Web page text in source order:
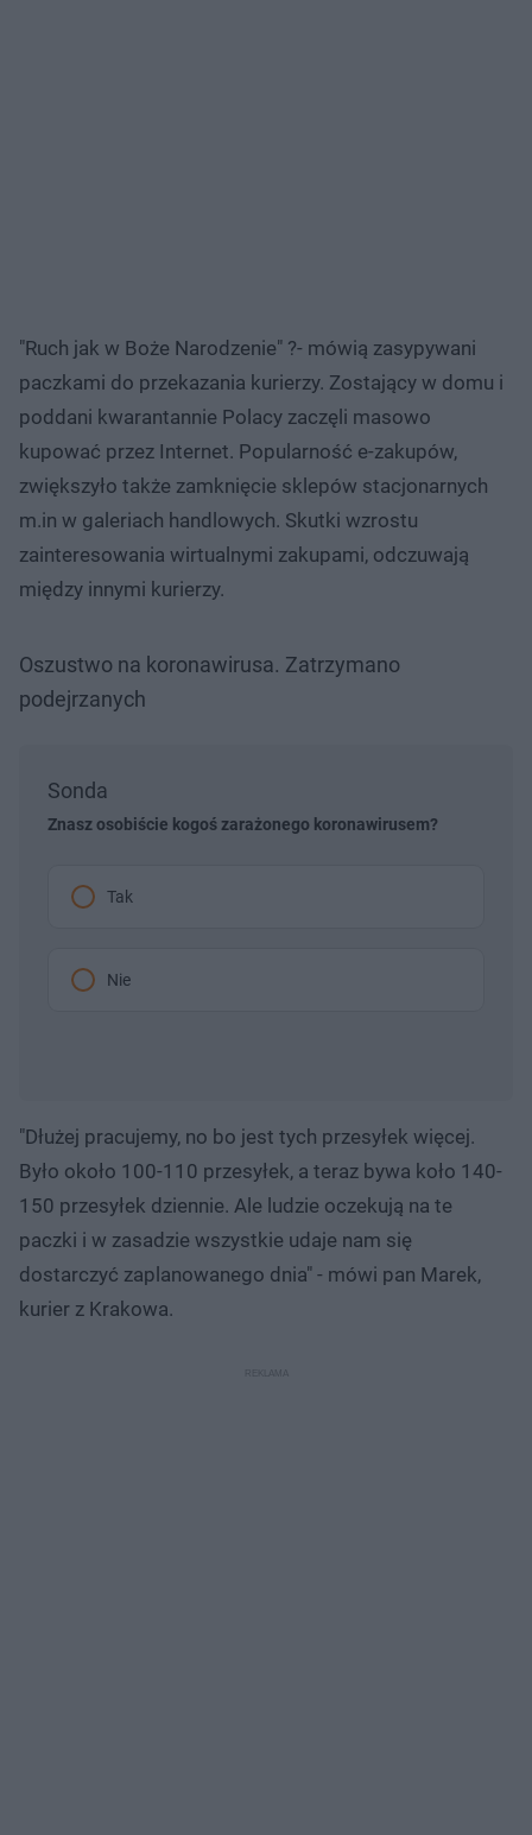
"Ruch jak w Boże Narodzenie" ?- mówią zasypywani
paczkami do przekazania kurierzy. Zostający w domu i
poddani kwarantannie Polacy zaczęli masowo
kupować przez Internet. Popularność e-zakupów,
zwiększyło także zamknięcie sklepów stacjonarnych
m.in w galeriach handlowych. Skutki wzrostu
zainteresowania wirtualnymi zakupami, odczuwają
między innymi kurierzy.
Oszustwo na koronawirusa. Zatrzymano
podejrzanych
Sonda
Znasz osobiście kogoś zarażonego koronawirusem?
Tak
Nie
"Dłużej pracujemy, no bo jest tych przesyłek więcej.
Było około 100-110 przesyłek, a teraz bywa koło 140-
150 przesyłek dziennie. Ale ludzie oczekują na te
paczki i w zasadzie wszystkie udaje nam się
dostarczyć zaplanowanego dnia" - mówi pan Marek,
kurier z Krakowa.